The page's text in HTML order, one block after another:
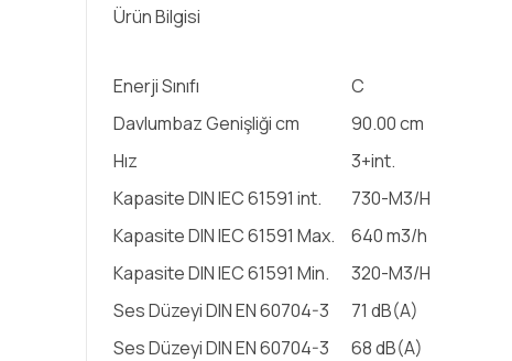
Ürün Bilgisi
Enerji Sınıfı
C
Davlumbaz Genişliği cm
90.00 cm
Hız
3+int.
Kapasite DIN IEC 61591 int.
730-M3/H
Kapasite DIN IEC 61591 Max.
640 m3/h
Kapasite DIN IEC 61591 Min.
320-M3/H
Ses Düzeyi DIN EN 60704-3
71 dB(A)
Ses Düzeyi DIN EN 60704-3
68 dB(A)